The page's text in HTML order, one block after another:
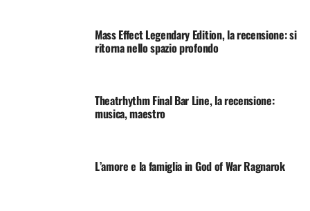
Mass Effect Legendary Edition, la recensione: si
ritorna nello spazio profondo
Theatrhythm Final Bar Line, la recensione:
musica, maestro
L’amore e la famiglia in God of War Ragnarok